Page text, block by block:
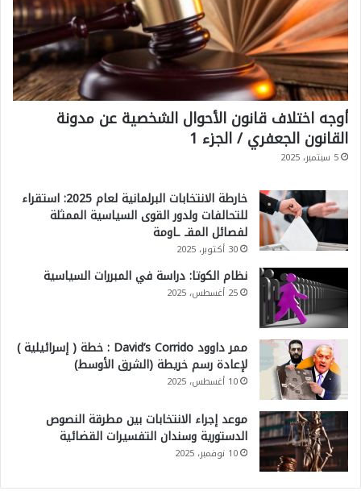
أوجه اختلاف قانون الأحوال الشخصية عن مدونة
القانون الجعفري / الجزء 1
5 سبتمبر، 2025
خارطة الانتخابات البرلمانية لعام 2025: استقراء
للتحالفات ولدور القوى السياسية الممثلة
لفصائل المقـ ـاومة
30 أكتوبر، 2025
نظام الكوتا: دراسة في المبررات السياسية
25 أغسطس، 2025
ممر داوود David’s Corrido : خطة ( إسرائيلية )
لإعادة رسم خريطة (الشرق الأوسط)
10 أغسطس، 2025
موعد إجراء الانتخابات بين مطرقة النصوص
الدستورية وسندان التفسيرات القضائية
10 نوفمبر، 2025